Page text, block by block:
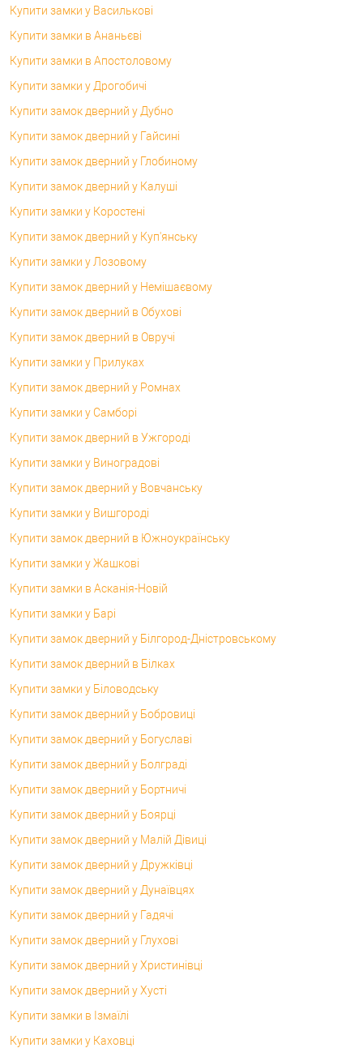
Купити замки у Василькові
Купити замки в Ананьєві
Купити замки в Апостоловому
Купити замки у Дрогобичі
Купити замок дверний у Дубно
Купити замок дверний у Гайсині
Купити замок дверний у Глобиному
Купити замок дверний у Калуші
Купити замки у Коростені
Купити замок дверний у Куп'янську
Купити замки у Лозовому
Купити замок дверний у Немішаєвому
Купити замок дверний в Обухові
Купити замок дверний в Овручі
Купити замки у Прилуках
Купити замок дверний у Ромнах
Купити замки у Самборі
Купити замок дверний в Ужгороді
Купити замки у Виноградові
Купити замок дверний у Вовчанську
Купити замки у Вишгороді
Купити замок дверний в Южноукраїнську
Купити замки у Жашкові
Купити замки в Асканія-Новій
Купити замки у Барі
Купити замок дверний у Білгород-Дністровському
Купити замок дверний в Білках
Купити замки у Біловодську
Купити замок дверний у Бобровиці
Купити замок дверний у Богуславі
Купити замок дверний у Болграді
Купити замок дверний у Бортничі
Купити замок дверний у Боярці
Купити замок дверний у Малій Дівиці
Купити замок дверний у Дружківці
Купити замок дверний у Дунаївцях
Купити замок дверний у Гадячі
Купити замок дверний у Глухові
Купити замок дверний у Христинівці
Купити замок дверний у Хусті
Купити замки в Ізмаїлі
Купити замки у Каховці